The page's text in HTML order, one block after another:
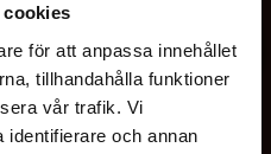
cookies
för att anpassa innehållet
tillhandahålla funktioner
vår trafik. Vi
identifierare och annan